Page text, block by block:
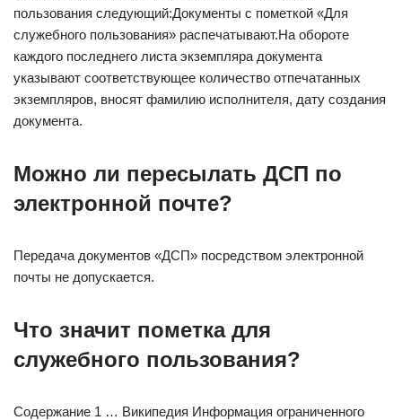
пользования следующий:Документы с пометкой «Для
служебного пользования» распечатывают.На обороте
каждого последнего листа экземпляра документа
указывают соответствующее количество отпечатанных
экземпляров, вносят фамилию исполнителя, дату создания
документа.
Можно ли пересылать ДСП по
электронной почте?
Передача документов «ДСП» посредством электронной
почты не допускается.
Что значит пометка для
служебного пользования?
Содержание 1 … Википедия Информация ограниченного